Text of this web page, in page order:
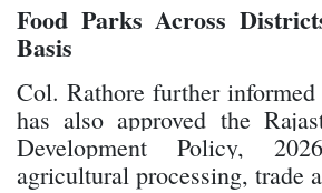
Food Parks Across
Basis
Col. Rathore further
has also approved the
Development Policy,
agricultural processing, trade